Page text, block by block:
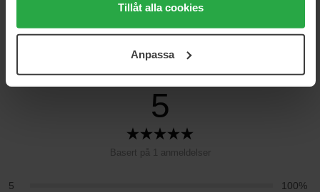
medan du under "Detaljer" kan anpassa användningen av
cookies. Du kan när som helst återkalla ditt samtycke.
Tillåt alla cookies
Anpassa
5
Basert på 1 anmeldelser
5
100%